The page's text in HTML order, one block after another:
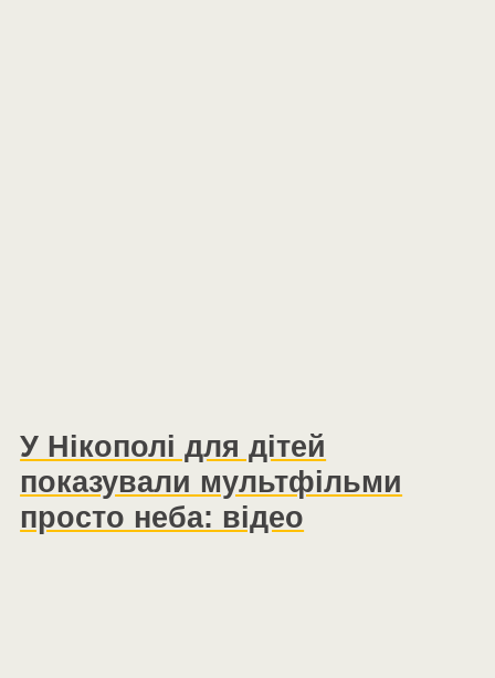
У Нікополі для дітей
показували мультфільми
просто неба: відео